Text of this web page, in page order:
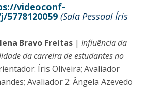
videoconf-
(Sala Pessoal Íris
Bravo Freitas | Influência da
da carreira de estudantes no
Íris Oliveira; Avaliador
Avaliador 2: Ângela Azevedo